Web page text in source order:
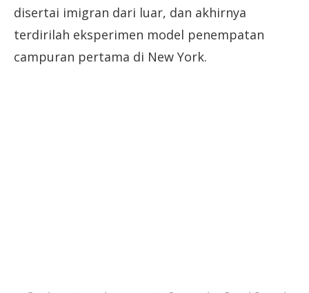
disertai imigran dari luar, dan akhirnya
terdirilah eksperimen model penempatan
campuran pertama di New York.